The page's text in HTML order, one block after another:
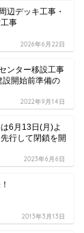
辺デッキ工事・
事
2026年6月22日
ンター移設工事
設開始前準備の
2022年9月14日
6月13日(月)よ
行して閉鎖を開
2023年6月6日
2013年3月13日